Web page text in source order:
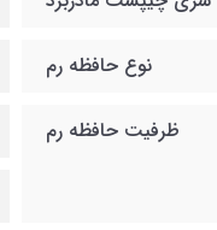
نوع حافظه رم
ظرفیت حافظه رم